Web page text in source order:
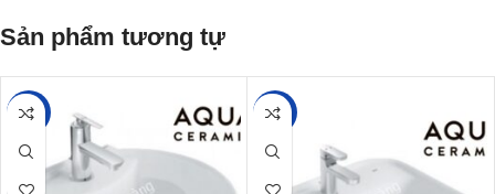
Sản phẩm tương tự
-15% -14%